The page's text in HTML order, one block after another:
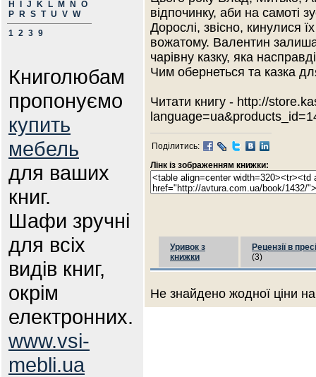
H
J K L M N
O
P
R S T U V W
1 2 3 9
Книголюбам
пропонуємо
купить
мебель
для ваших
книг.
Шафи зручні
для всіх
видів книг,
окрім
електронних.
www.vsi-
mebli.ua
відпочинку, аби на самоті
Дорослі, звісно, кинулися
вожатому. Валентин
чарівну казку, яка
Чим обернеться та казка
Читати книгу - http://
Поділитись:
Лінк із зображенням книжки:
Уривок з
книжки
Рецензії в пресі
(3)
Не знайдено жодної ціни